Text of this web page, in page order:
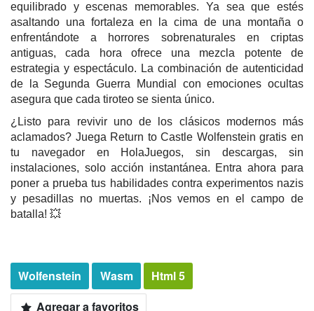
equilibrado y escenas memorables. Ya sea que estés
asaltando una fortaleza en la cima de una montaña o
enfrentándote a horrores sobrenaturales en criptas
antiguas, cada hora ofrece una mezcla potente de
estrategia y espectáculo. La combinación de autenticidad
de la Segunda Guerra Mundial con emociones ocultas
asegura que cada tiroteo se sienta único.
¿Listo para revivir uno de los clásicos modernos más
aclamados? Juega Return to Castle Wolfenstein gratis en
tu navegador en HolaJuegos, sin descargas, sin
instalaciones, solo acción instantánea. Entra ahora para
poner a prueba tus habilidades contra experimentos nazis
y pesadillas no muertas. ¡Nos vemos en el campo de
batalla! 💥
Wolfenstein Wasm
Html 5
Agregar a favoritos